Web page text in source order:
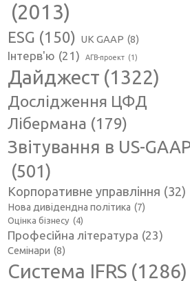
(2013)
ESG (150) UK GAAP (8)
Інтерв'ю (21) АГВ-проект (1)
Дайджест (1322)
Дослідження ЦФД
Лібермана (179)
Звітування в US-
(501)
Корпоративне управління (32)
Нова дивідендна політика (7)
Оцінка бізнесу (4)
Професійна література (23)
Семінари (8)
Система IFRS (1286)